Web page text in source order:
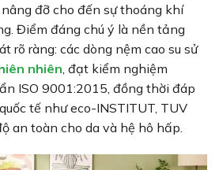
đỡ cho đến sự thoáng khí
Điểm đáng chú ý là nền tảng
rõ ràng: các dòng nệm cao su sử
nhiên , đạt kiểm nghiệm
ISO 9001:2015, đồng thời đáp
tế như eco-INSTITUT, TUV
an toàn cho da và hệ hô hấp.